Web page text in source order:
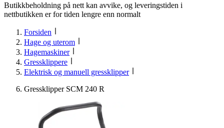
Butikkbeholdning på nett kan avvike, og leveringstiden i
nettbutikken er for tiden lengre enn normalt
Forsiden
Hage og uterom
Hagemaskiner
Gressklippere
Elektrisk og manuell gressklipper
Gressklipper SCM 240 R